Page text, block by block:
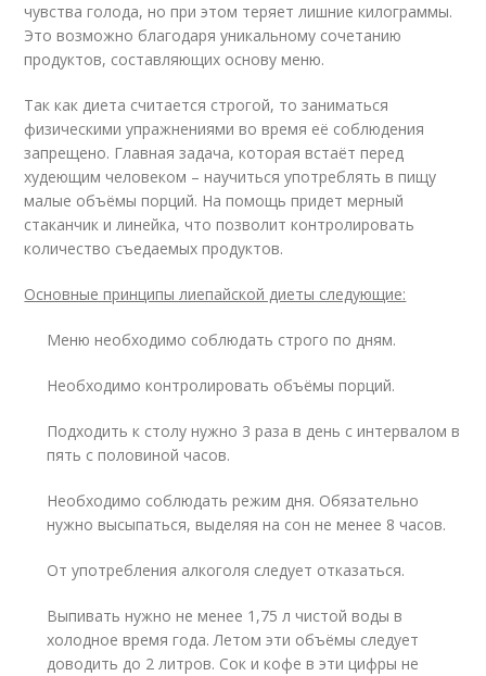
чувства голода, но при этом теряет лишние килограммы.
Это возможно благодаря уникальному сочетанию
продуктов, составляющих основу меню.
Так как диета считается строгой, то заниматься
физическими упражнениями во время её соблюдения
запрещено. Главная задача, которая встаёт перед
худеющим человеком – научиться употреблять в пищу
малые объёмы порций. На помощь придет мерный
стаканчик и линейка, что позволит контролировать
количество съедаемых продуктов.
Основные принципы лиепайской диеты следующие:
Меню необходимо соблюдать строго по дням.
Необходимо контролировать объёмы порций.
Подходить к столу нужно 3 раза в день с интервалом в
пять с половиной часов.
Необходимо соблюдать режим дня. Обязательно
нужно высыпаться, выделяя на сон не менее 8 часов.
От употребления алкоголя следует отказаться.
Выпивать нужно не менее 1,75 л чистой воды в
холодное время года. Летом эти объёмы следует
доводить до 2 литров. Сок и кофе в эти цифры не